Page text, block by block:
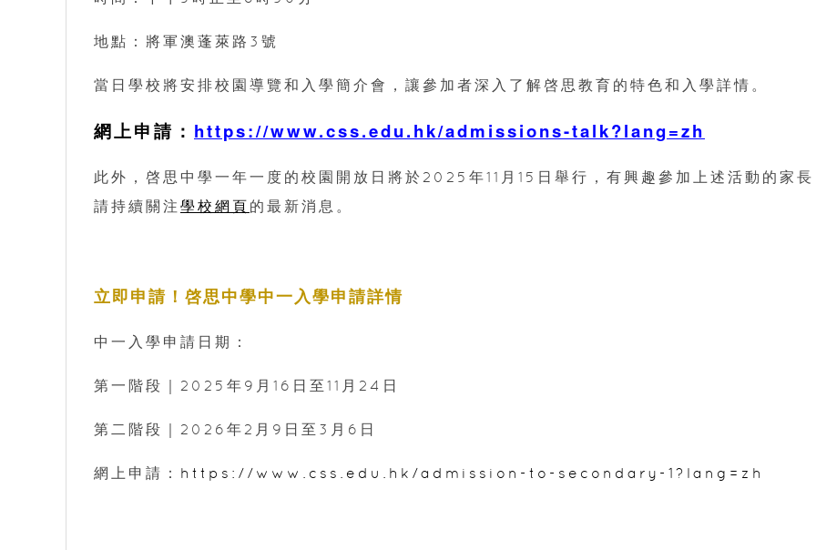
地點：將軍澳蓬萊路3號
當日學校將安排校園導覽和入學簡介會，讓參加者深入了解啓思教育的特色和入學詳情。
網上申請： https://www.css.edu.hk/admissions-talk?lang=zh
此外，啓思中學一年一度的校園開放日將於2025年11月15日舉行，有興趣參加上述活動的家
請持續關注 學校網頁 的最新消息。
立即申請！啓思中學中一入學申請詳情
中一入學申請日期：
第一階段｜2025年9月16日至11月24日
第二階段｜2026年2月9日至3月6日
網上申請： https://www.css.edu.hk/admission-to-secondary-1?lang=zh